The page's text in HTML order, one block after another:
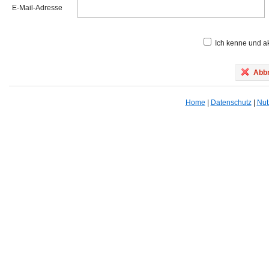
E-Mail-Adresse
Ich kenne und
Home | Datenschutz|